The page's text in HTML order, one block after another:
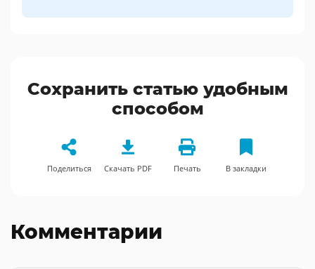
Сохранить статью удобным
способом
Поделиться Скачать PDF Печать В закладки
Комментарии